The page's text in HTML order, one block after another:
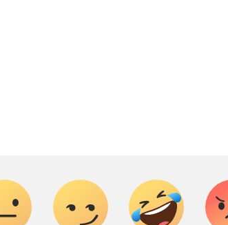
स्टैंड
कि माविगुन पार्टी का स्टैंड बना हुआ है, जैसा
ने कहा था। उन्होंने दावा किया कि माविगुन